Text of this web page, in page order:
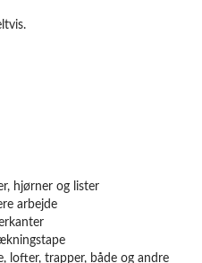
hjørner og lister
arbejde
lofter, trapper, både og andre